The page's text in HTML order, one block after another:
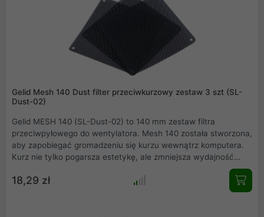
Gelid Mesh 140 Dust filter przeciwkurzowy zestaw 3 szt (SL-
Dust-02)
Gelid MESH 140 (SL-Dust-02) to 140 mm zestaw filtra
przeciwpyłowego do wentylatora. Mesh 140 została stworzona,
aby zapobiegać gromadzeniu się kurzu wewnątrz komputera.
Kurz nie tylko pogarsza estetykę, ale zmniejsza wydajność
chłodzenia, a także może gromadzić pewną ilość pojemności
elektrycznej i przewodności, co wpływa na niezawodność i
18,29 zł